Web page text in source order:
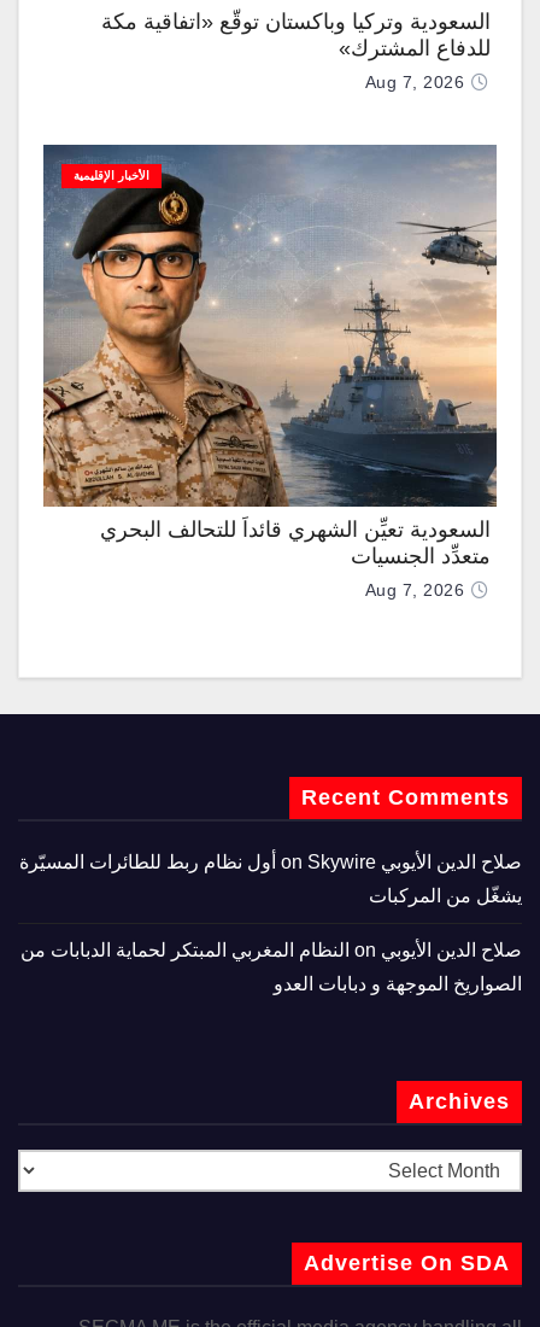
السعودية وتركيا وباكستان توقّع «اتفاقية مكة
للدفاع المشترك»
Aug 7, 2026
الأخبار الإقليمية
السعودية تعيِّن الشهري قائداً للتحالف البحري
متعدِّد الجنسيات
Aug 7, 2026
Recent Comments
صلاح الدين الأيوبي
Skywire أول نظام ربط للطائرات المسيّرة
يشغّل من المركبات
صلاح الدين الأيوبي
النظام المغربي المبتكر لحماية الدبابات من
الصواريخ الموجهة و دبابات العدو
Archives
Advertise On SDA